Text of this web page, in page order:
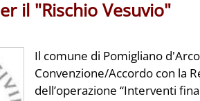
il "Rischio Vesuvio"
Il comune di Pomigliano
Convenzione/Accordo con la
dell’operazione “Interventi